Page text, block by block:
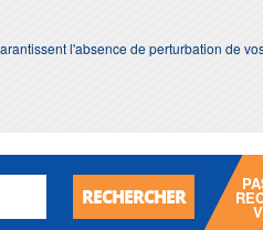
l'absence de perturbation de
RECHERCHER